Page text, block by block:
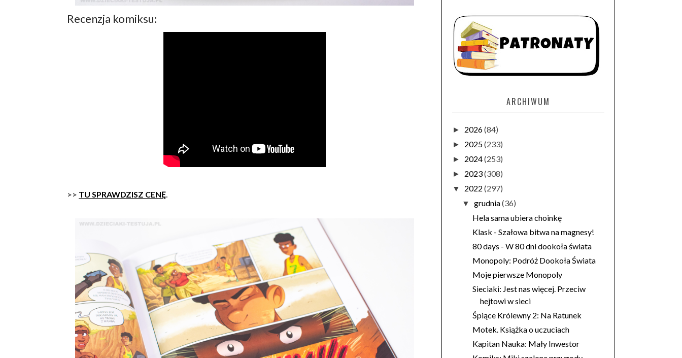
Recenzja komiksu:
>> TU SPRAWDZISZ CENĘ
ARCHIWUM
► 2026(84)
► 2025(233)
► 2024(253)
► 2023(308)
▼ 2022 (297)
▼grudnia(36)
Hela sama ubiera choinkę
Klask - Szałowa bitwa na magnesy!
80 days - W 80 dni dookoła świata
Monopoly: Podróż Dookoła Świata
Moje pierwsze Monopoly
Sieciaki: Jest nas więcej. Przeciw
hejtowi w sieci
Śpiące Królewny 2: Na Ratunek
Motek. Książka o uczuciach
Kapitan Nauka: Mały Inwestor